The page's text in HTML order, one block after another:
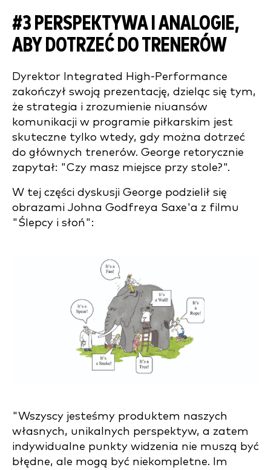
#3 PERSPEKTYWA I ANALOGIE,
ABY DOTRZEĆ DO TRENERÓW
Dyrektor Integrated High-Performance
zakończył swoją prezentację, dzieląc się tym,
że strategia i zrozumienie niuansów
komunikacji w programie piłkarskim jest
skuteczne tylko wtedy, gdy można dotrzeć
do głównych trenerów. George retorycznie
zapytał: "Czy masz miejsce przy stole?".
W tej części dyskusji George podzielił się
obrazami Johna Godfreya Saxe'a z filmu
"Ślepcy i słoń":
"Wszyscy jesteśmy produktem naszych
własnych, unikalnych perspektyw, a zatem
indywidualne punkty widzenia nie muszą być
błędne, ale mogą być niekompletne. Im